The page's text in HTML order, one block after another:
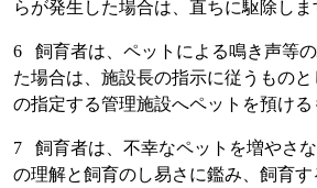
らが発生した場合は、直ちに駆除しま
6 飼育者は、ペットによる鳴き声等
た場合は、施設長の指示に従うもの
の指定する管理施設へペットを預ける
7 飼育者は、不幸なペットを増やさ
の理解と飼育のし易さに鑑み、飼育